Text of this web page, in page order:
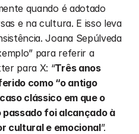
quando é adotado
e na cultura. E isso leva
Joana Sepúlveda
para referir a
para X: “Três anos
como “o antigo
clássico em que o
foi alcançado à
cultural e emocional”.